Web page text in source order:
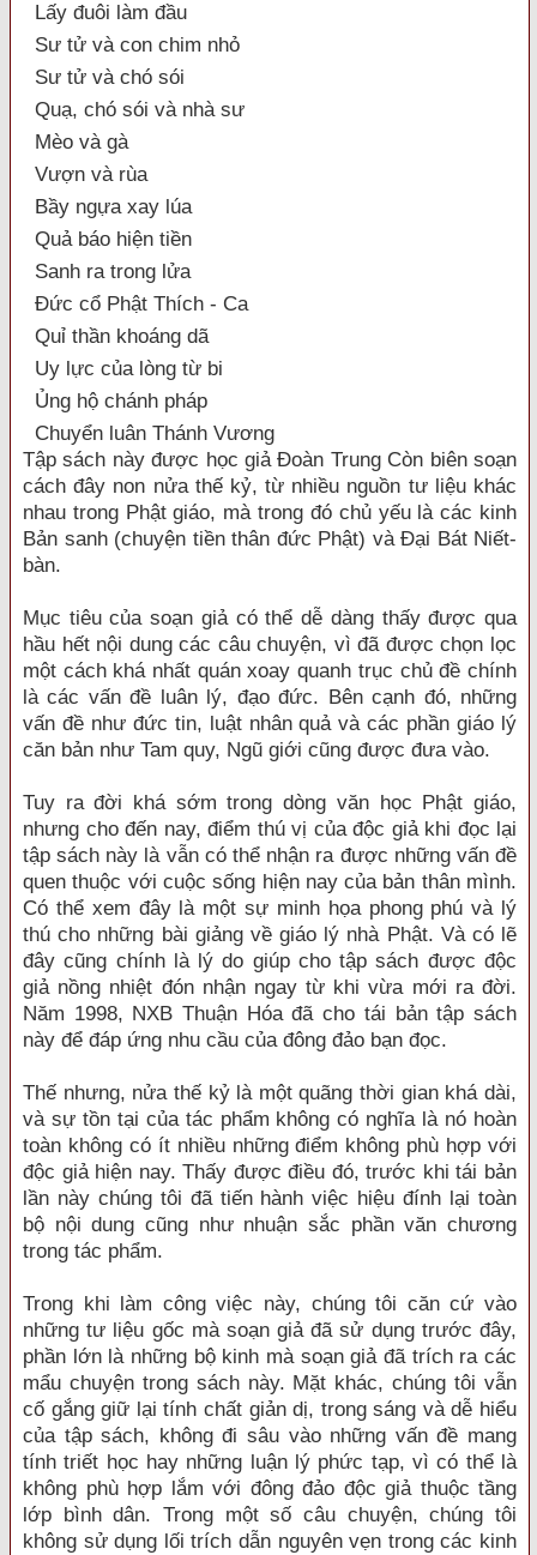
Lấy đuôi làm đầu
Sư tử và con chim nhỏ
Sư tử và chó sói
Quạ, chó sói và nhà sư
Mèo và gà
Vượn và rùa
Bầy ngựa xay lúa
Quả báo hiện tiền
Sanh ra trong lửa
Đức cổ Phật Thích - Ca
Quỉ thần khoáng dã
Uy lực của lòng từ bi
Ủng hộ chánh pháp
Chuyển luân Thánh Vương
Tập sách này được học giả Đoàn Trung Còn biên soạn
cách đây non nửa thế kỷ, từ nhiều nguồn tư liệu khác
nhau trong Phật giáo, mà trong đó chủ yếu là các kinh
Bản sanh (chuyện tiền thân đức Phật) và Đại Bát Niết-
bàn.
Mục tiêu của soạn giả có thể dễ dàng thấy được qua
hầu hết nội dung các câu chuyện, vì đã được chọn lọc
một cách khá nhất quán xoay quanh trục chủ đề chính
là các vấn đề luân lý, đạo đức. Bên cạnh đó, những
vấn đề như đức tin, luật nhân quả và các phần giáo lý
căn bản như Tam quy, Ngũ giới cũng được đưa vào.
Tuy ra đời khá sớm trong dòng văn học Phật giáo,
nhưng cho đến nay, điểm thú vị của độc giả khi đọc lại
tập sách này là vẫn có thể nhận ra được những vấn đề
quen thuộc với cuộc sống hiện nay của bản thân mình.
Có thể xem đây là một sự minh họa phong phú và lý
thú cho những bài giảng về giáo lý nhà Phật. Và có lẽ
đây cũng chính là lý do giúp cho tập sách được độc
giả nồng nhiệt đón nhận ngay từ khi vừa mới ra đời.
Năm 1998, NXB Thuận Hóa đã cho tái bản tập sách
này để đáp ứng nhu cầu của đông đảo bạn đọc.
Thế nhưng, nửa thế kỷ là một quãng thời gian khá dài,
và sự tồn tại của tác phẩm không có nghĩa là nó hoàn
toàn không có ít nhiều những điểm không phù hợp với
độc giả hiện nay. Thấy được điều đó, trước khi tái bản
lần này chúng tôi đã tiến hành việc hiệu đính lại toàn
bộ nội dung cũng như nhuận sắc phần văn chương
trong tác phẩm.
Trong khi làm công việc này, chúng tôi căn cứ vào
những tư liệu gốc mà soạn giả đã sử dụng trước đây,
phần lớn là những bộ kinh mà soạn giả đã trích ra các
mẩu chuyện trong sách này. Mặt khác, chúng tôi vẫn
cố gắng giữ lại tính chất giản dị, trong sáng và dễ hiểu
của tập sách, không đi sâu vào những vấn đề mang
tính triết học hay những luận lý phức tạp, vì có thể là
không phù hợp lắm với đông đảo độc giả thuộc tầng
lớp bình dân. Trong một số câu chuyện, chúng tôi
không sử dụng lối trích dẫn nguyên vẹn trong các kinh